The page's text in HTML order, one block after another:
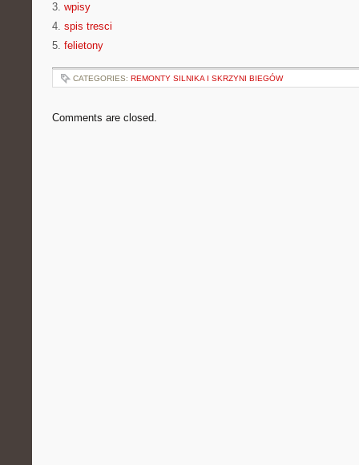
3. wpisy
4. spis tresci
5. felietony
CATEGORIES: REMONTY SILNIKA I SKRZYNI BIEGÓW
Comments are closed.